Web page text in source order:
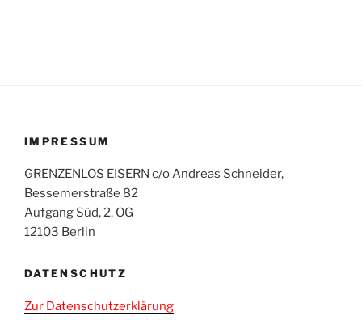
IMPRESSUM
GRENZENLOS EISERN c/o Andreas Schneider,
Bessemerstraße 82
Aufgang Süd, 2. OG
12103 Berlin
DATENSCHUTZ
Zur Datenschutzerklärung